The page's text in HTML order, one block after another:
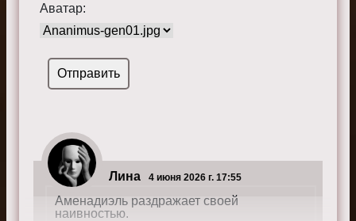
Аватар:
Лина 4 июня 2026 г. 17:55
Аменадиэль раздражает своей
наивностью.